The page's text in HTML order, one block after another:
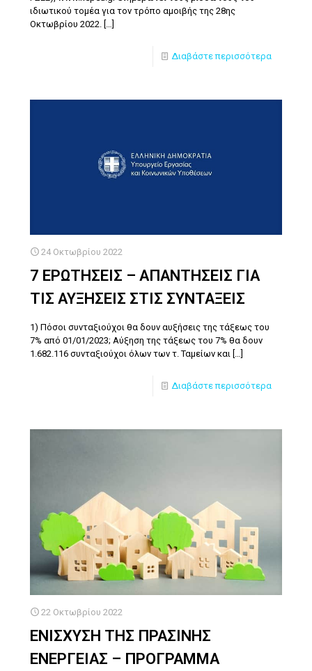
ιδιωτικού τομέα για τον τρόπο αμοιβής της 28ης
Οκτωβρίου 2022. […]
Διαβάστε περισσότερα
24 Οκτωβρίου 2022
7 ΕΡΩΤΗΣΕΙΣ – ΑΠΑΝΤΗΣΕΙΣ ΓΙΑ
ΤΙΣ ΑΥΞΗΣΕΙΣ ΣΤΙΣ ΣΥΝΤΑΞΕΙΣ
1) Πόσοι συνταξιούχοι θα δουν αυξήσεις της τάξεως του
7% από 01/01/2023; Αύξηση της τάξεως του 7% θα δουν
1.682.116 συνταξιούχοι όλων των τ. Ταμείων και
Διαβάστε περισσότερα
22 Οκτωβρίου 2022
ΕΝΙΣΧΥΣΗ ΤΗΣ ΠΡΑΣΙΝΗΣ
ΕΝΕΡΓΕΙΑΣ – ΠΡΟΓΡΑΜΜΑ